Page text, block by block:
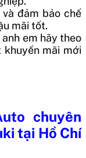
đảm bảo chế
mãi tốt.
em hãy theo
khuyến mãi mới
chuyên
tại Hồ Chí